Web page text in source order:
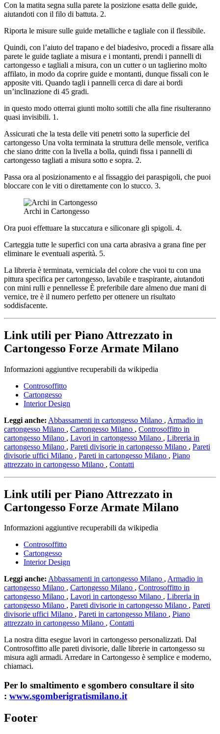
Con la matita segna sulla parete la posizione esatta delle guide,
aiutandoti con il filo di battuta. 2.
Riporta le misure sulle guide metalliche e tagliale con il flessibile.
Quindi, con l’aiuto del trapano e del biadesivo, procedi a fissare alla
parete le guide tagliate a misura e i montanti, prendi i pannelli di
cartongesso e tagliali a misura, con un cutter o un taglierino molto
affilato, in modo da coprire guide e montanti, dunque fissali con le
apposite viti. Quando tagli i pannelli cerca di dare ai bordi
un’inclinazione di 45 gradi.
in questo modo otterrai giunti molto sottili che alla fine risulteranno
quasi invisibili. 1.
Assicurati che la testa delle viti penetri sotto la superficie del
cartongesso Una volta terminata la struttura delle mensole, verifica
che siano dritte con la livella a bolla, quindi fissa i pannelli di
cartongesso tagliati a misura sotto e sopra. 2.
Passa ora al posizionamento e al fissaggio dei paraspigoli, che puoi
bloccare con le viti o direttamente con lo stucco. 3.
Archi in Cartongesso
Ora puoi effettuare la stuccatura e siliconare gli spigoli. 4.
Carteggia tutte le superfici con una carta abrasiva a grana fine per
eliminare le eventuali asperità. 5.
La libreria è terminata, verniciala del colore che vuoi tu con una
pittura specifica per cartongesso, lavabile e traspirante, aiutandoti
con mini rulli e pennellesse È preferibile dare almeno due mani di
vernice, tre è il numero perfetto per ottenere un risultato
soddisfacente.
Link utili per Piano Attrezzato in
Cartongesso Forze Armate Milano
Informazioni aggiuntive recuperabili da wikipedia
Controsoffitto
Cartongesso
Interior Design
Leggi anche: Abbassamenti in cartongesso Milano , Armadio in
cartongesso Milano , Cartongesso Milano , Controsoffitto in
cartongesso Milano , Lavori in cartongesso Milano , Libreria in
cartongesso Milano , Pareti divisorie in cartongesso Milano , Pareti
divisorie uffici Milano , Pareti in cartongesso Milano , Piano
attrezzato in cartongesso Milano , Contatti
Link utili per Piano Attrezzato in
Cartongesso Forze Armate Milano
Informazioni aggiuntive recuperabili da wikipedia
Controsoffitto
Cartongesso
Interior Design
Leggi anche: Abbassamenti in cartongesso Milano , Armadio in
cartongesso Milano , Cartongesso Milano , Controsoffitto in
cartongesso Milano , Lavori in cartongesso Milano , Libreria in
cartongesso Milano , Pareti divisorie in cartongesso Milano , Pareti
divisorie uffici Milano , Pareti in cartongesso Milano , Piano
attrezzato in cartongesso Milano , Contatti
La nostra ditta esegue lavori in cartongesso personalizzati. Dal
Controsoffitto alle pareti divisorie, dalle librerie in cartongesso su
misura agli armadi. Arredare in Cartongesso è semplice e moderno,
chiamaci.
Per lo smaltimento e sgombero consultare il sito
: www.sgomberigratismilano.it
Footer